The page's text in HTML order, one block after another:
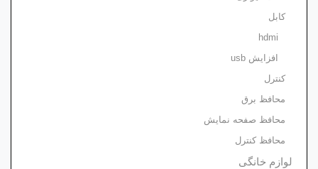
کابل
hdmi
افزایش usb
کنترل
محافظ برق
محافظ صفحه نمایش
محافظ کنترل
لوازم خانگی